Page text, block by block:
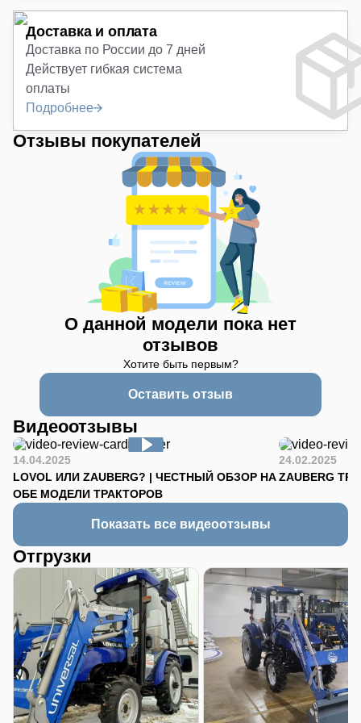
Доставка и оплата
Доставка по России до 7 дней
Действует гибкая система
оплаты
Подробнее
Отзывы покупателей
О данной модели пока нет
отзывов
Хотите быть первым?
Оставить отзыв
Видеоотзывы
14.04.2025
LOVOL ИЛИ ZAUBERG? | ЧЕСТНЫЙ ОБЗОР НА
ОБЕ МОДЕЛИ ТРАКТОРОВ
24.02.2025
ZAUBERG
Показать все видеоотзывы
Отгрузки